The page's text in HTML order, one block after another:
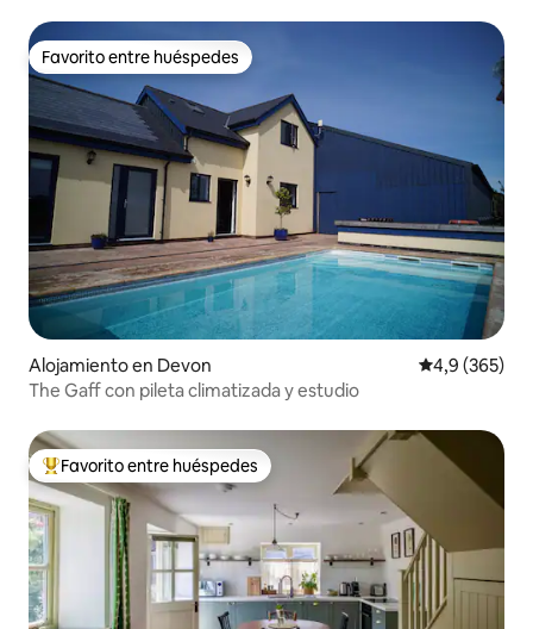
Favorito entre huéspedes
Favorito entre huéspedes
Alojamiento en Devon Calificación
4,9 (365)
The Gaff con pileta climatizada y estudio
Favorito entre los huéspedes más destacados
Favorito entre huéspedes